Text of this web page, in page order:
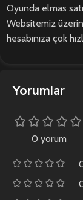
Oyunda elmas
Websitemiz
hesabınıza çok
Yorumlar
0 yorum